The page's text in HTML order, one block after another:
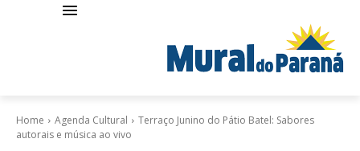
Home Agenda Cultural
Terraço Junino do Pátio Batel: Sabores
autorais e música ao vivo